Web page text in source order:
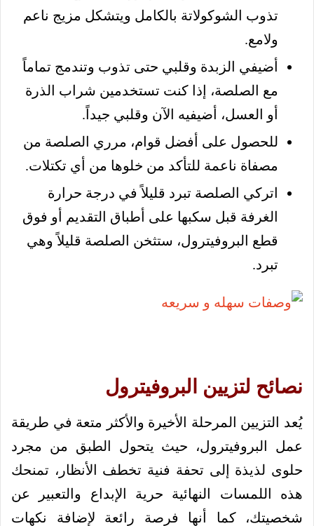
تذوب الشوكولاتة بالكامل ويتشكل مزيج ناعم
ولامع.
أضيفي الزبدة وقلبي حتى تذوب وتندمج تماماً
مع الصلصة، إذا كنت تستخدمين شراب الذرة
أو العسل، أضيفيه الآن وقلبي جيداً.
للحصول على أفضل قوام، مرري الصلصة من
مصفاة ناعمة للتأكد من خلوها من أي تكتلات.
اتركي الصلصة تبرد قليلاً في درجة حرارة
الغرفة قبل سكبها على أطباق التقديم أو فوق
قطع البروفيترول، ستثخن الصلصة قليلاً وهي
تبرد.
نصائح لتزيين البروفيترول
يُعد التزيين المرحلة الأخيرة والأكثر متعة في طريقة
عمل البروفيترول، حيث يتحول الطبق من مجرد
حلوى لذيذة إلى تحفة فنية تخطف الأنظار، تمنحك
هذه اللمسات النهائية حرية الإبداع والتعبير عن
شخصيتك، كما أنها فرصة رائعة لإضافة نكهات